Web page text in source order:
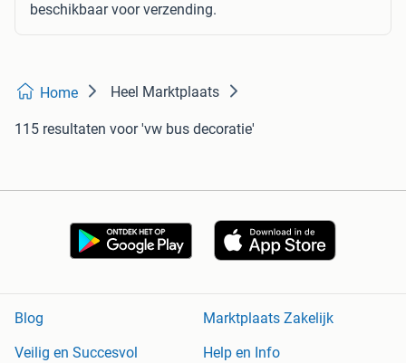
beschikbaar voor verzending.
Home Heel Marktplaats
115 resultaten voor 'vw bus decoratie'
Blog
Marktplaats Zakelijk
Veilig en Succesvol
Help en Info